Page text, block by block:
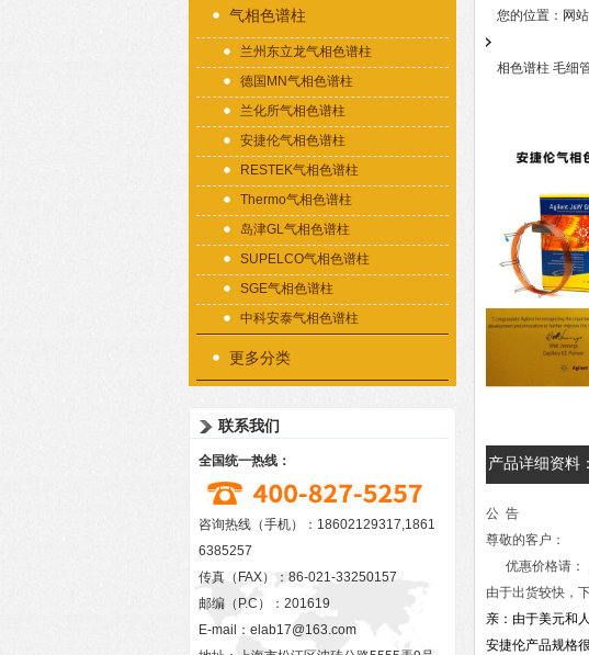
气相色谱柱
兰州东立龙气相色谱柱
德国MN气相色谱柱
兰化所气相色谱柱
安捷伦气相色谱柱
RESTEK气相色谱柱
Thermo气相色谱柱
岛津GL气相色谱柱
SUPELCO气相色谱柱
SGE气相色谱柱
中科安泰气相色谱柱
更多分类
联系我们
全国统一热线：
咨询热线（手机）：18602129317,1861
6385257
传真（FAX）：86-021-33250157
邮编（P.C）：201619
E-mail： elab17@163.com
您的位置： 网
相色谱柱 毛细
产品详细资料：
公 告
尊敬的客户：
优惠价格请：
由于出货较快，
亲：由于美元和
安捷伦产品规格